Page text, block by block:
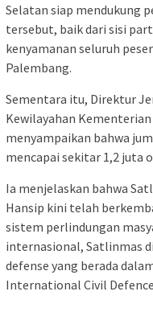
Selatan siap mendukung
tersebut, baik dari sisi
kenyamanan seluruh
Palembang.
Sementara itu, Direktur
Kewilayahan
menyampaikan bahwa
mencapai sekitar 1,2 juta
Ia menjelaskan bahwa
Hansip kini telah
sistem perlindungan
internasional, Satlinmas
defense yang berada
International Civil